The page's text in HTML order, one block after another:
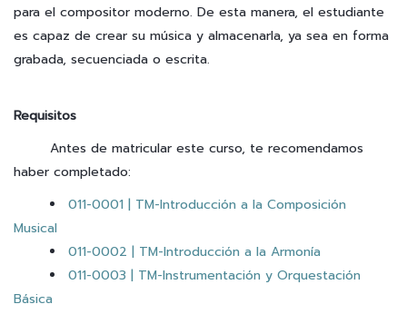
para el compositor moderno. De esta manera, el estudiante
es capaz de crear su música y almacenarla, ya sea en forma
grabada, secuenciada o escrita.
Requisitos
Antes de matricular este curso, te recomendamos
haber completado:
011-0001 | TM-Introducción a la Composición
Musical
011-0002 | TM-Introducción a la Armonía
011-0003 | TM-Instrumentación y Orquestación
Básica